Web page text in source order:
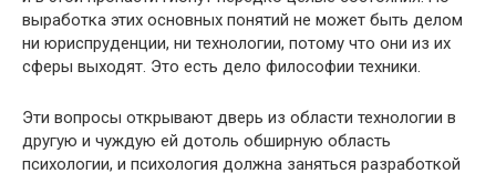
выработка этих основных понятий не может быть делом
ни юриспруденции, ни технологии, потому что они из их
сферы выходят. Это есть дело философии техники.
Эти вопросы открывают дверь из области технологии в
другую и чуждую ей дотоль обширную область
психологии, и психология должна заняться разработкой